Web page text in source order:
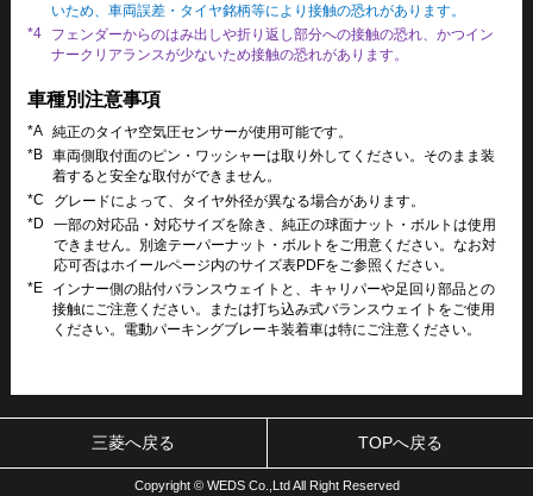
いため、車両誤差・タイヤ銘柄等により接触の恐れがあります。
*4
フェンダーからのはみ出しや折り返し部分への接触の恐れ、かつイン
ナークリアランスが少ないため接触の恐れがあります。
車種別注意事項
*A 純正のタイヤ空気圧センサーが使用可能です。
*B 車両側取付面のピン・ワッシャーは取り外してください。そのまま装
着すると安全な取付ができません。
*C
グレードによって、タイヤ外径が異なる場合があります。
*D
一部の対応品・対応サイズを除き、純正の球面ナット・ボルトは使用
できません。別途テーパーナット・ボルトをご用意ください。なお対
応可否はホイールページ内のサイズ表PDFをご参照ください。
*E
インナー側の貼付バランスウェイトと、キャリパーや足回り部品との
接触にご注意ください。または打ち込み式バランスウェイトをご使用
ください。電動パーキングブレーキ装着車は特にご注意ください。
三菱へ戻る TOPへ戻る
Copyright © WEDS Co.,Ltd All Right Reserved